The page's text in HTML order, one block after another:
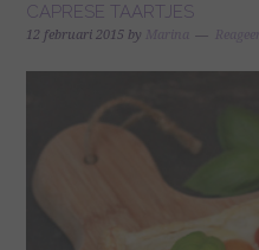
CAPRESE TAARTJES
12 februari 2015 by Marina Reageer